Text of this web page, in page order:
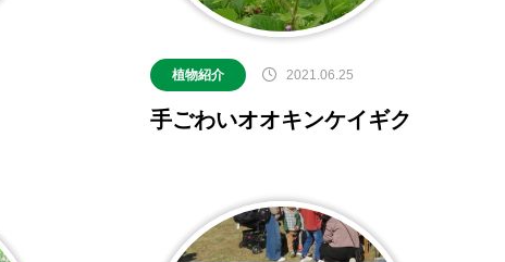
植物紹介 2021.06.25
手ごわいオオキンケイギク